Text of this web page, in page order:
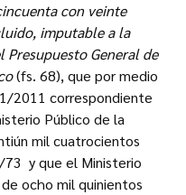
con veinte
imputable a la
General de
(fs. 68), que por medio
2011 correspondiente
Público de la
mil cuatrocientos
 y que el Ministerio
ocho mil quinientos